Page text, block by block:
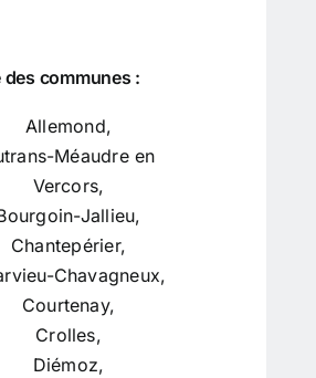
des communes :
Allemond,
Méaudre en
Vercors,
Jallieu,
Chantepérier,
Chavagneux,
Courtenay,
Crolles,
Diémoz,